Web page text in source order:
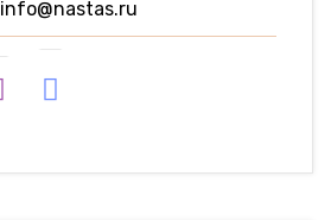
info@nastas.ru